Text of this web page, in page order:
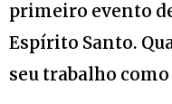
primeiro evento
Espírito Santo.
seu trabalho